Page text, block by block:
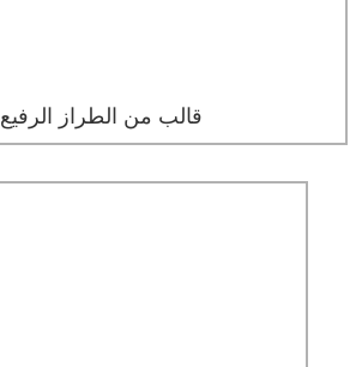
قالب من الطراز الرفيع